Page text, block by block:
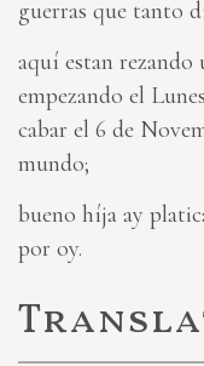
guerras que tanto
aquí estan rezando
empezando el
cabar el 6 de
mundo;
bueno híja ay
por oy.